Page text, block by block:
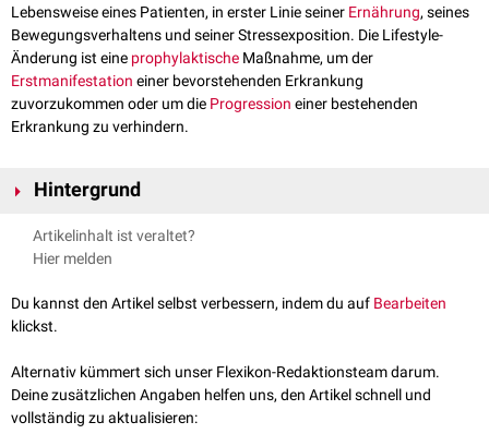
Lebensweise eines Patienten, in erster Linie seiner Ernährung, seines
Bewegungsverhaltens und seiner Stressexposition. Die Lifestyle-
Änderung ist eine prophylaktische Maßnahme, um der
Erstmanifestation einer bevorstehenden Erkrankung
zuvorzukommen oder um die Progression einer bestehenden
Erkrankung zu verhindern.
Hintergrund
Die Lifestyle-Änderung ist eine nicht-medikamentöse Therapieform, die
bei vielen Erkrankungen eine wichtige, aber oft vernachlässigte
Stellenwert einer First-Line-Therapie
, z.B. nach der Diagnose eines
Prädiabetes
Wichtige Maßnahmen sind:
Ernährungsumstellung
Bewegungbzw.Sport
Artikelinhalt ist veraltet?
Hier melden
Du kannst den Artikel selbst verbessern, indem du auf Bearbeiten
klickst.
Alternativ kümmert sich unser Flexikon-Redaktionsteam darum.
Deine zusätzlichen Angaben helfen uns, den Artikel schnell und
vollständig zu aktualisieren: